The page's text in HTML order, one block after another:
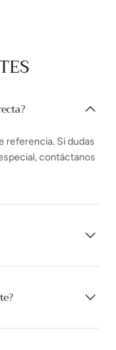
referencia. Si dudas
contáctanos